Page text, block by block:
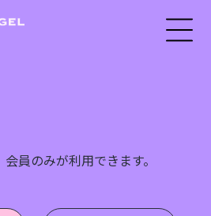
員のみが利用できます。